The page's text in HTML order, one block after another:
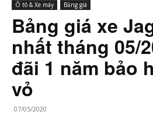
Ô tô & Xe máy Bảng giá
Bảng giá xe
nhất tháng 05/
đãi 1 năm bảo
vỏ
07/05/2020